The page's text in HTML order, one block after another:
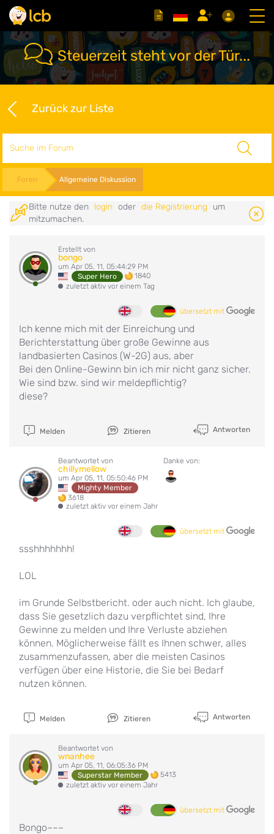
Steuerzeit steht vor der Tür...
Zurück zur Liste
Foren Allgemeine Diskussion
Bitte nutze den login oder die Registrierung
um
mitzumachen.
Erstellt von
bongo
um Apr 05, 11, 05:44:29 PM
Super Hero
1840
zuletzt aktiv vor einem Tag
übersetzt mit
Ich kenne mich mit der Einreichung und
Berichterstattung über große Gewinne aus
landbasierten Casinos (W-2G) aus, aber
Bei den Online-Gewinn bin ich mir nicht ganz sicher.
Wie sind bzw. sind wir meldepflichtig?
diese?
Melden Zitieren Antworten
Beantwortet von
chillymellow
um Apr 05, 11, 05:50:46 PM
Mighty Member
3618
zuletzt aktiv vor einem Jahr
Danke von:
übersetzt mit
ssshhhhhhh!
LOL
im Grunde Selbstbericht. oder auch nicht. Ich glaube,
dass Sie gesetzlich dazu verpflichtet sind, Ihre
Gewinne zu melden und Ihre Verluste abziehen
können. Möglicherweise fällt es Ihnen schwer, alles
zusammenzufassen, aber die meisten Casinos
verfügen über eine Historie, die Sie bei Bedarf
nutzen können.
Melden Zitieren Antworten
Beantwortet von
wnanhee
um Apr 05, 11, 06:05:36 PM
Superstar Member
5413
zuletzt aktiv vor einem Jahr
übersetzt mit
Bongo~~~